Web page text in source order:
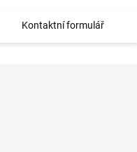
Kontaktní formulář